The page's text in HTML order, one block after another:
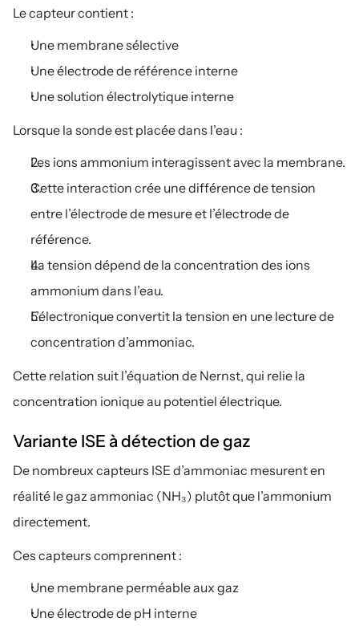
Le capteur contient :
Une membrane sélective
Une électrode de référence interne
Une solution électrolytique interne
Lorsque la sonde est placée dans l’eau :
Les ions ammonium interagissent avec la membrane.
Cette interaction crée une différence de tension
entre l’électrode de mesure et l’électrode de
référence.
La tension dépend de la concentration des ions
ammonium dans l’eau.
L’électronique convertit la tension en une lecture de
concentration d’ammoniac.
Cette relation suit l’équation de Nernst, qui relie la
concentration ionique au potentiel électrique.
Variante ISE à détection de gaz
De nombreux capteurs ISE d’ammoniac mesurent en
réalité le gaz ammoniac (NH₃) plutôt que l’ammonium
directement.
Ces capteurs comprennent :
Une membrane perméable aux gaz
Une électrode de pH interne